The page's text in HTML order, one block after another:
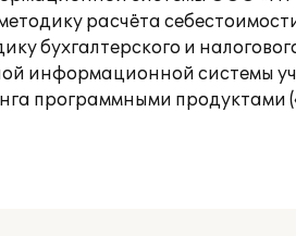
расчёта
бухгалтерского и
информационной системы
программными продуктами